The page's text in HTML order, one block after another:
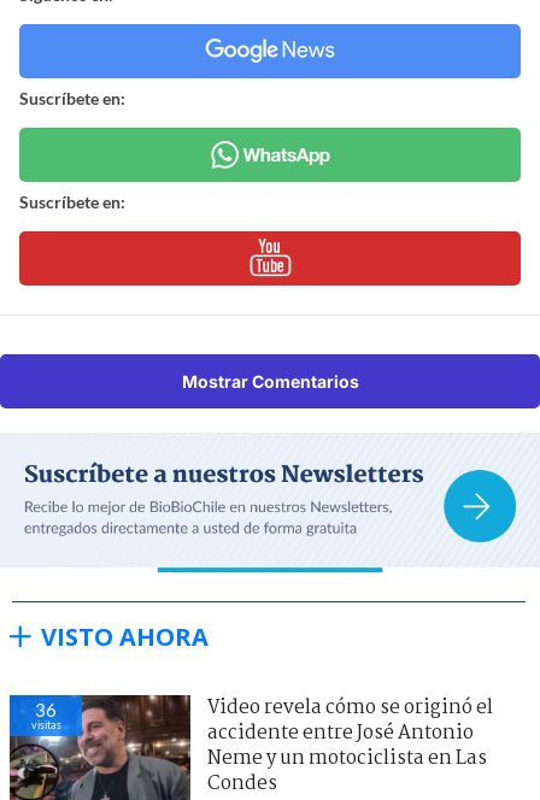
Suscríbete en:
Suscríbete en:
Mostrar Comentarios
VISTO AHORA
36
visitas
Video revela cómo se originó el
accidente entre José Antonio
Neme y un motociclista en Las
Condes